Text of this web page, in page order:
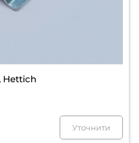
Hettich
Уточнити